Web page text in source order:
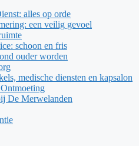
alles op orde
een veilig gevoel
schoon en fris
ouder worden
medische diensten en kapsalon
De Merwelanden